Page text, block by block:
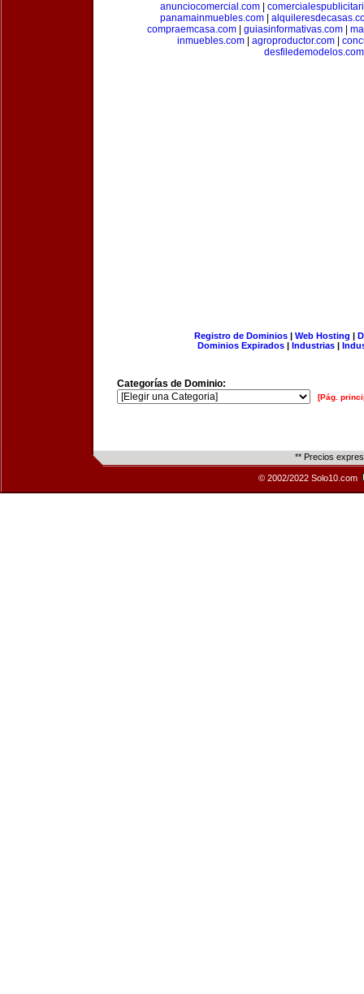
anunciocomercial.com
panamainmuebles.com|
compraemcasa.com
guiasinformativas.com
inmuebles.com
agroproductor.com
desfiledemodelos.com
Registro de Dominios| Web Hosting |
Dominios Expirados | Industrias |
Categorías de Dominio:
[Pág.
** Precios
© 2002/2022 Solo10.com